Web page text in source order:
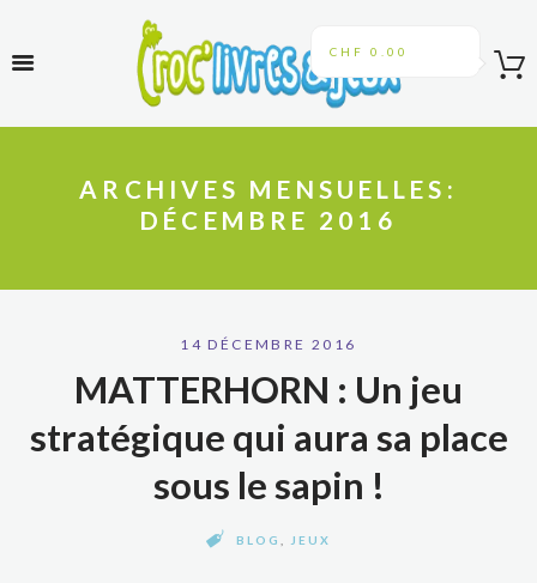
CHF 0.00
ARCHIVES MENSUELLES:
DÉCEMBRE 2016
14 DÉCEMBRE 2016
MATTERHORN : Un jeu
stratégique qui aura sa place
sous le sapin !
BLOG JEUX